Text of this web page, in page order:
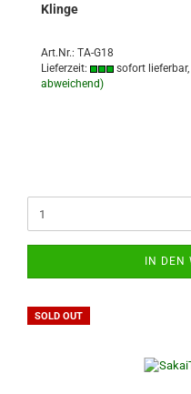
Klinge
Art.Nr.: TA-G18
Lieferzeit:
sofort
abweichend)
IN DEN
SOLD OUT